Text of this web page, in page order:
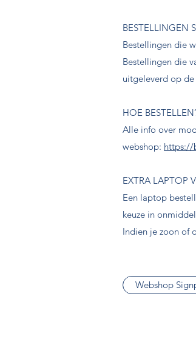
BESTELLINGEN
Bestellingen die
Bestellingen die
uitgeleverd op de
HOE
Alle info over
webshop: https://
EXTRA LAPTOP
Een laptop
keuze in
Indien je zoon of
Webshop